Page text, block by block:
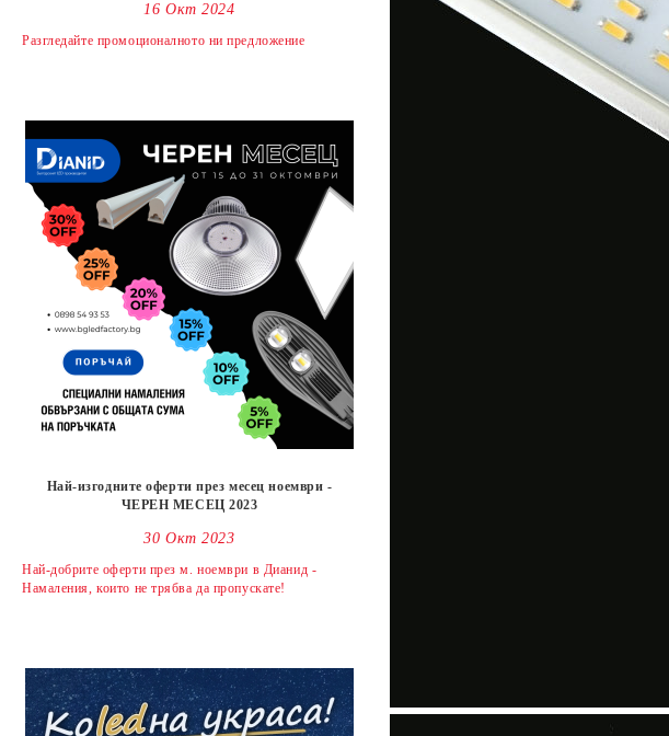
16 Окт 2024
Разгледайте промоционалното ни предложениe
Най-изгодните оферти през месец ноември -
ЧЕРЕН МЕСЕЦ 2023
30 Окт 2023
Най-добрите оферти през м. ноември в Дианид -
Намаления, които не трябва да пропускате!